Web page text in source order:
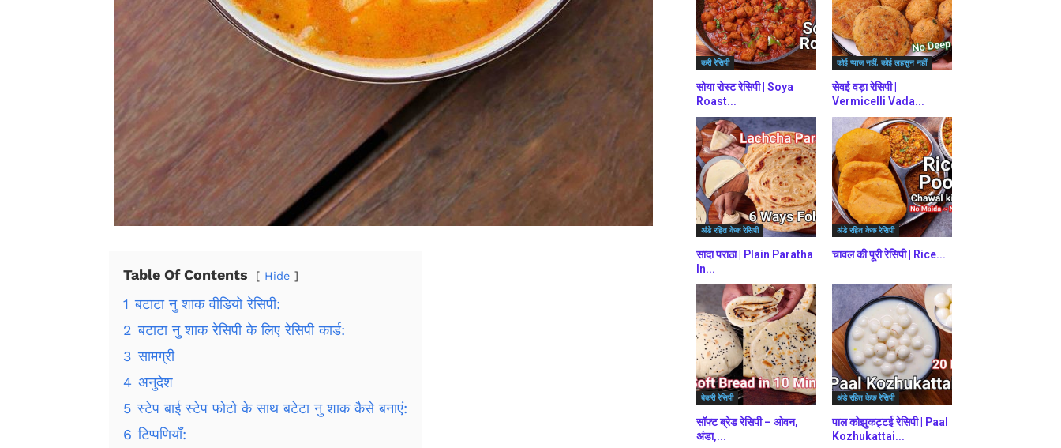
Table Of Contents Hide
1 बटाटा नु शाक वीडियो रेसिपी:
2 बटाटा नु शाक रेसिपी के लिए रेसिपी कार्ड:
3 सामग्री
4 अनुदेश
5 स्टेप बाई स्टेप फोटो के साथ बटेटा नु शाक कैसे बनाएं:
6 टिप्पणियाँ:
करी रेसिपी
सोया रोस्ट रेसिपी | Soya
Roast...
कोई प्याज नहीं, कोई लहसुन नहीं
सेवई वड़ा रेसिपी |
Vermicelli Vada...
अंडे रहित केक रेसिपी
सादा पराठा | Plain Paratha
In...
अंडे रहित केक रेसिपी
चावल की पूरी रेसिपी | Rice...
बेकरी रेसिपी
सॉफ्ट ब्रेड रेसिपी – ओवन,
अंडा,...
अंडे रहित केक रेसिपी
पाल कोझुकट्टई रेसिपी | Paal
Kozhukattai...